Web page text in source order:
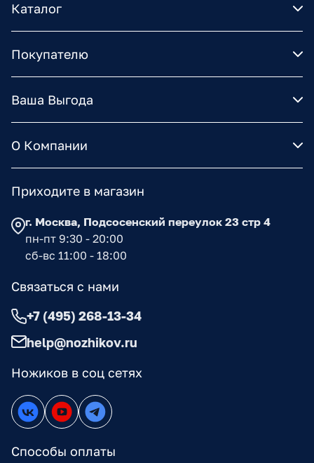
Каталог
Покупателю
Ваша Выгода
О Компании
Ножиков в соц сетях
Способы оплаты
Приходите в магазин
г. Москва, Подсосенский переулок 23 стр 4
пн-пт 9:30 - 20:00
сб-вс 11:00 - 18:00
Связаться с нами
+7 (495) 268-13-34
help@nozhikov.ru